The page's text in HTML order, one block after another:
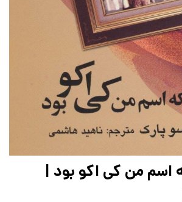
اسم من کی اکو بود |